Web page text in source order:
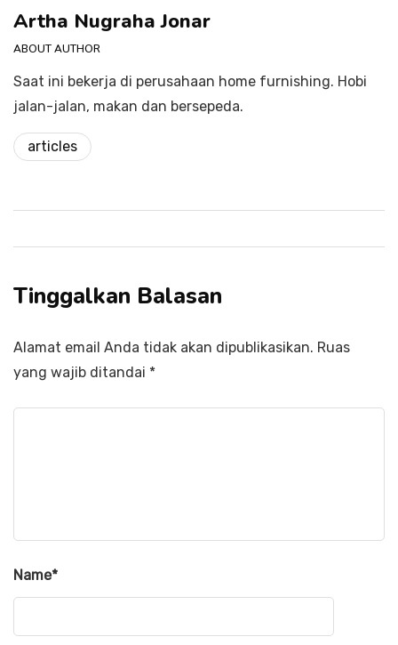
Artha Nugraha Jonar
ABOUT AUTHOR
Saat ini bekerja di perusahaan home furnishing. Hobi
jalan-jalan, makan dan bersepeda.
articles
Tinggalkan Balasan
Alamat email Anda tidak akan dipublikasikan. Ruas
yang wajib ditandai *
Name*